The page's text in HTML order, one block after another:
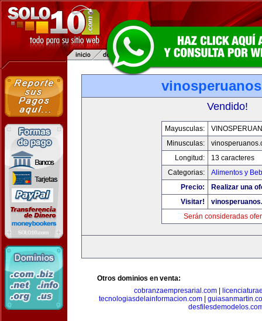
Vendido!
Mayusculas:
Minusculas:
Longitud:
13 caracteres
Categorias:
Alimentos y
Precio:
Realizar una
Visitar!
Serán consideradas
Otros dominios en venta:
cobranzaempresarial.com
tecnologiasdelainformacion.com|